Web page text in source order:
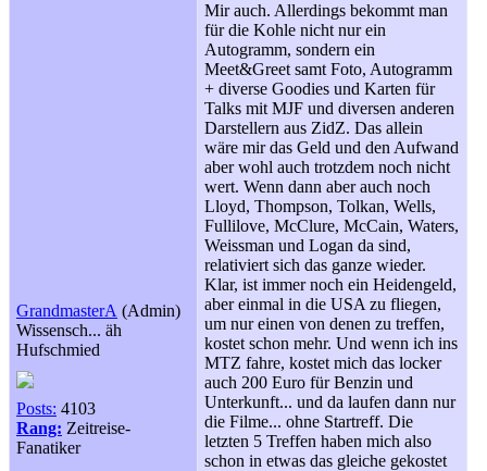
GrandmasterA (Admin)
Wissensch... äh
Hufschmied
Posts: 4103
Rang: Zeitreise-
Fanatiker
Mir auch. Allerdings bekommt man
für die Kohle nicht nur ein
Autogramm, sondern ein
Meet&Greet samt Foto, Autogramm
+ diverse Goodies und Karten für
Talks mit MJF und diversen anderen
Darstellern aus ZidZ. Das allein
wäre mir das Geld und den Aufwand
aber wohl auch trotzdem noch nicht
wert. Wenn dann aber auch noch
Lloyd, Thompson, Tolkan, Wells,
Fullilove, McClure, McCain, Waters,
Weissman und Logan da sind,
relativiert sich das ganze wieder.
Klar, ist immer noch ein Heidengeld,
aber einmal in die USA zu fliegen,
um nur einen von denen zu treffen,
kostet schon mehr. Und wenn ich ins
MTZ fahre, kostet mich das locker
auch 200 Euro für Benzin und
Unterkunft... und da laufen dann nur
die Filme... ohne Startreff. Die
letzten 5 Treffen haben mich also
schon in etwas das gleiche gekostet